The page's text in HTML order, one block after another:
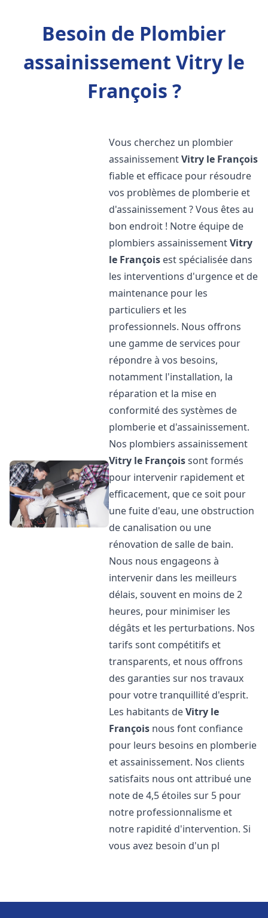
Besoin de Plombier
assainissement Vitry le
François ?
Vous cherchez un plombier
assainissementVitry le François
fiable et efficace pour résoudre
vos problèmes de plomberie et
d'assainissement ? Vous êtes au
bon endroit ! Notre équipe de
plombiers assainissementVitry
le François est spécialisée dans
les interventions d'urgence et de
maintenance pour les
particuliers et les
professionnels. Nous offrons
une gamme de services pour
répondre à vos besoins,
notamment l'installation, la
réparation et la mise en
conformité des systèmes de
plomberie et d'assainissement.
Nos plombiers assainissement
Vitry le Françoissont formés
pour intervenir rapidement et
efficacement, que ce soit pour
une fuite d'eau, une obstruction
de canalisation ou une
rénovation de salle de bain.
Nous nous engageons à
intervenir dans les meilleurs
délais, souvent en moins de 2
heures, pour minimiser les
dégâts et les perturbations. Nos
tarifs sont compétitifs et
transparents, et nous offrons
des garanties sur nos travaux
pour votre tranquillité d'esprit.
Les habitants deVitry le
François nous font confiance
pour leurs besoins en plomberie
et assainissement. Nos clients
satisfaits nous ont attribué une
note de 4,5 étoiles sur 5 pour
notre professionnalisme et
notre rapidité d'intervention. Si
vous avez besoin d'un pl